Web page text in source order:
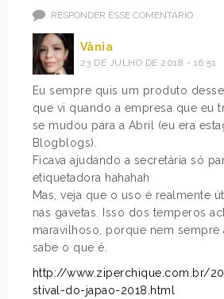
RESPONDER ESSE COMENTÁRIO
Vânia
23 DE JULHO DE 2018 - 16:51
Eu sempre quis um produto
que vi quando a empresa que eu
se mudou para a Abril (eu era
Blogblogs).
Ficava ajudando a secretária só
etiquetadora hahahah
Mas, veja que o uso é realmente
nas gavetas. Isso dos temperos
maravilhoso, porque nem sempre
sabe o que é.
http://www.ziperchique.com.br/
stival-do-japao-2018.html